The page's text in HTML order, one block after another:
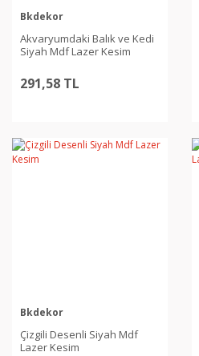
Bkdekor
Akvaryumdaki Balık ve Kedi
Siyah Mdf Lazer Kesim
291,58 TL
Bkdekor
Çizgili Desenli Siyah Mdf
Lazer Kesim